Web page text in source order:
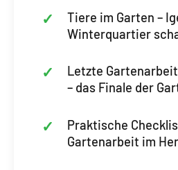
Tiere im Garten –
Winterquartier
Letzte
– das Finale der
Praktische
Gartenarbeit im